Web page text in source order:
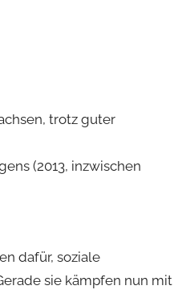
trotz guter
(2013, inzwischen
dafür, soziale
sie kämpfen nun mit